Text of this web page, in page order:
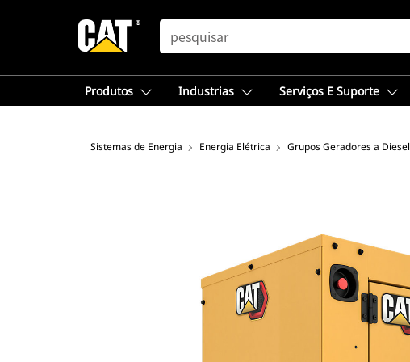
SEARCH
Produtos Industrias Serviços E Suporte
Sistemas de Energia Energia Elétrica Grupos Geradores a Diesel